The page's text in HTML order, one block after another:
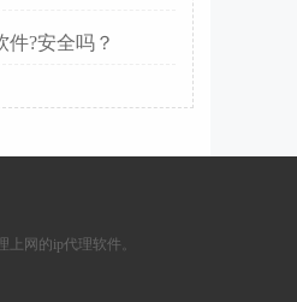
件?安全吗？
网的ip代理软件。